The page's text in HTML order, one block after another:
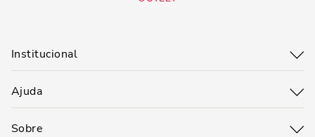
Institucional
Ajuda
Sobre